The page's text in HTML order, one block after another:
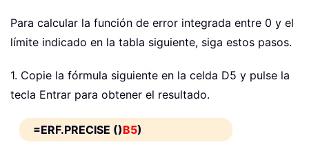
Para calcular la función de error integrada entre 0 y el
límite indicado en la tabla siguiente, siga estos pasos.
1. Copie la fórmula siguiente en la celda D5 y pulse la
tecla Entrar para obtener el resultado.
=ERF.PRECISE ()B5)